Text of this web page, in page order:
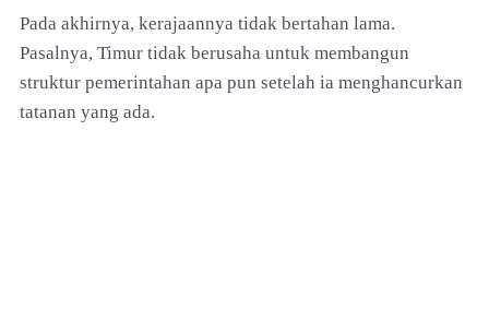
Pada akhirnya, kerajaannya tidak bertahan lama.
Pasalnya, Timur tidak berusaha untuk membangun
struktur pemerintahan apa pun setelah ia menghancurkan
tatanan yang ada.